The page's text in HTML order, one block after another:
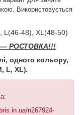
Використовується
L(46-48), XL(48-50)
― РОСТОВКА!!!
одного кольору,
L, XL).
n267924-